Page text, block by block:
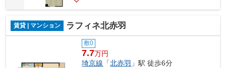
賃貸 | マンション ラフィネ北赤羽
敷0
7.7万円
埼京線 「北赤羽 」駅 徒歩6分